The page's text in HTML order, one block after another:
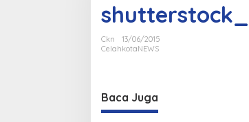
t
a
c
h
t
Ckn
13/06/2015
CelahkotaNEWS
Baca Juga